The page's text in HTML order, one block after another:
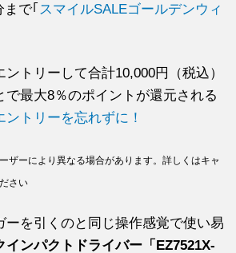
で｢ スマイルSALEゴールデンウィ
トリーして合計10,000円（税込）
で最大8％のポイントが還元される
ントリーを忘れずに！
ザーにより異なる場合があります。詳しくはキャ
さい
ーを引くのと同じ操作感覚で使い易
インパクトドライバー「EZ7521X-